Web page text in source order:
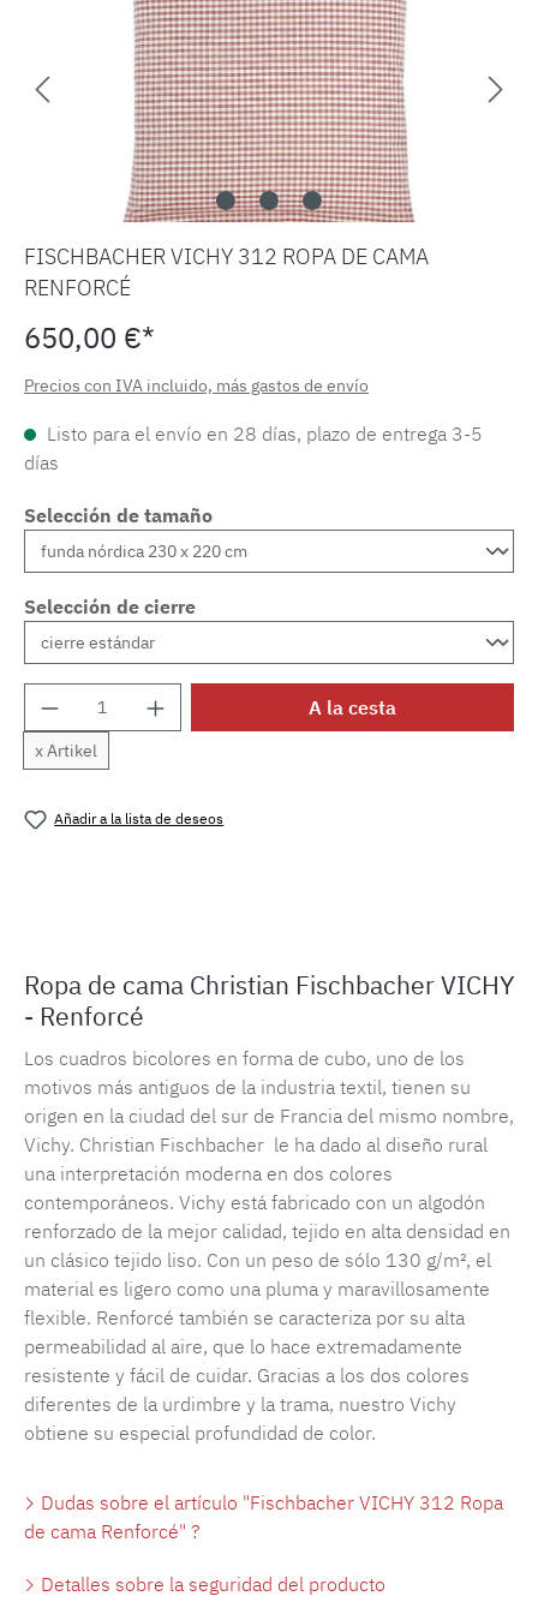
FISCHBACHER VICHY 312 ROPA DE CAMA
RENFORCÉ
650,00 €*
Precios con IVA incluido, más gastos de envío
Listo para el envío en 28 días, plazo de entrega 3-5
días
Selección de tamaño
Selección de cierre
Cantidad del producto: introduce la
x Artikel
A la cesta
Añadir a la lista de deseos
Ropa de cama Christian Fischbacher VICHY
- Renforcé
Los cuadros bicolores en forma de cubo, uno de los
motivos más antiguos de la industria textil, tienen su
origen en la ciudad del sur de Francia del mismo nombre,
Vichy. Christian Fischbacher le ha dado al diseño rural
una interpretación moderna en dos colores
contemporáneos. Vichy está fabricado con un algodón
renforzado de la mejor calidad, tejido en alta densidad en
un clásico tejido liso. Con un peso de sólo 130 g/m², el
material es ligero como una pluma y maravillosamente
flexible. Renforcé también se caracteriza por su alta
permeabilidad al aire, que lo hace extremadamente
resistente y fácil de cuidar. Gracias a los dos colores
diferentes de la urdimbre y la trama, nuestro Vichy
obtiene su especial profundidad de color.
Dudas sobre el artículo "Fischbacher VICHY 312 Ropa
de cama Renforcé" ?
Detalles sobre la seguridad del producto